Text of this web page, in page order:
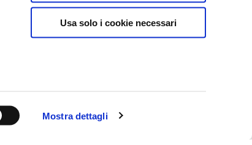
Mostra dettagli
Usa solo i cookie necessari